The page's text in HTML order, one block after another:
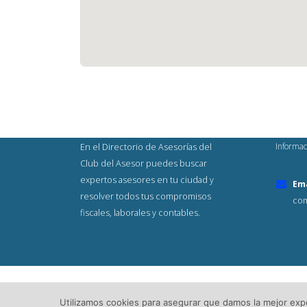
En el Directorio de Asesorías del
Club del Asesor puedes buscar
expertos asesores en tu ciudad y
resolver todos tus compromisos
fiscales, laborales y contables.
Utilizamos cookies para asegurar que damos la mejor